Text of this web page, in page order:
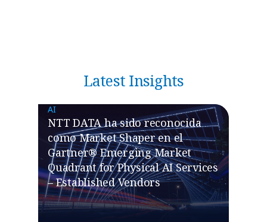
Latest Insights
AI
NTT DATA ha sido reconocida
como Market Shaper en el
Gartner® Emerging Market
Quadrant for Physical AI Services
– Established Vendors